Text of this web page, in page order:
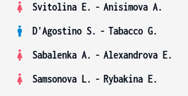
Svitolina E. - Anisimova A.
D'Agostino S. - Tabacco G.
Sabalenka A. - Alexandrova E.
Samsonova L. - Rybakina E.